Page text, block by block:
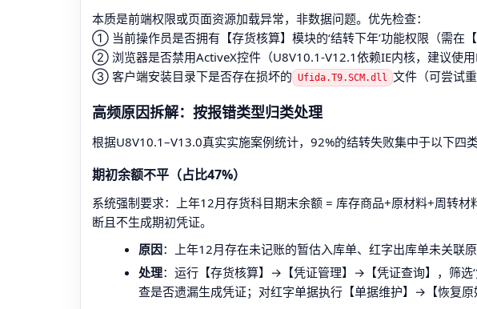
本质是前端权限或页面资源加载异常，非数据问题。优先检查：
① 当前操作员是否拥有【存货核算】模块的‘结转下年’功能权限（需在
② 浏览器是否禁用ActiveX控件（U8V10.1-V12.1依赖IE内核，建议使用
③ 客户端安装目录下是否存在损坏的 Ufida.T9.SCM.dll 文件（可尝试
高频原因拆解：按报错类型归类处理
根据U8V10.1–V13.0真实实施案例统计，92%的结转失败集中于以下四
期初余额不平（占比47%）
系统强制要求：上年12月存货科目期末余额 = 库存商品+原材料+周转
断且不生成期初凭证。
原因：上年12月存在未记账的暂估入库单、红字出库单未关联
处理：运行【存货核算】→【凭证管理】→【凭证查询】，筛选‘
查是否遗漏生成凭证；对红字单据执行【单据维护】→【恢复原